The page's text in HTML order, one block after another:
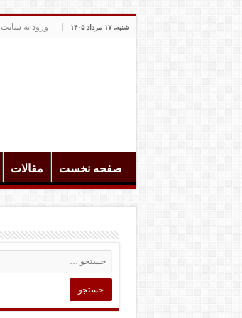
شنبه، ۱۷ مرداد ۱۴۰۵ ورود به سایت
صفحه نخست مقالات